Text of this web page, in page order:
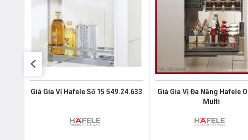
Giá Gia Vị Hafele Số 15 549.24.633
Giá Gia Vị Đa Năng Hafele
Multi